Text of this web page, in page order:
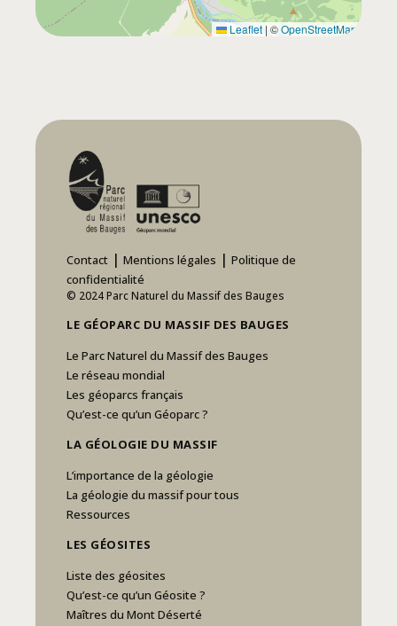
Leaflet | ©OpenStreetMap
Contact | Mentions légales | Politique de
confidentialité
© 2024 Parc Naturel du Massif des Bauges
LE GÉOPARC DU MASSIF DES BAUGES
Le Parc Naturel du Massif des Bauges
Le réseau mondial
Les géoparcs français
Qu’est-ce qu’un Géoparc ?
LA GÉOLOGIE DU MASSIF
L’importance de la géologie
La géologie du massif pour tous
Ressources
LES GÉOSITES
Liste des géosites
Qu’est-ce qu’un Géosite ?
Maîtres du Mont Déserté